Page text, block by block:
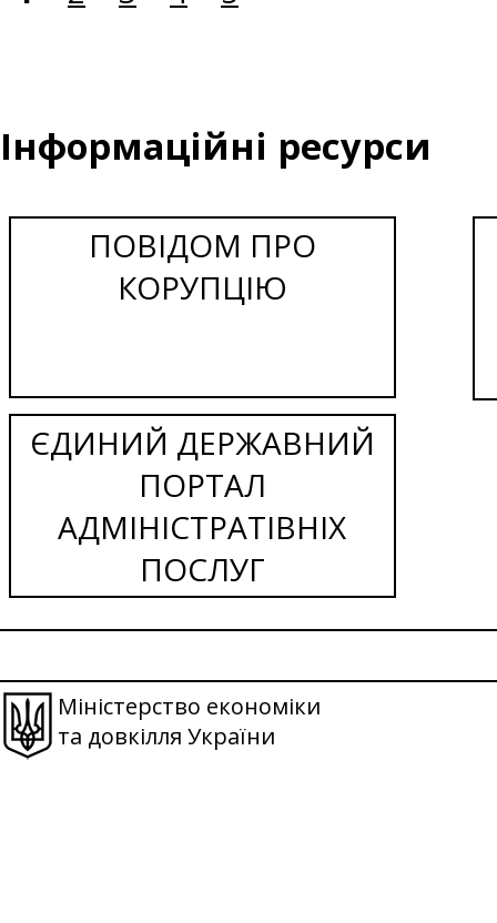
Інформаційні ресурси
ПОВІДОМ ПРО
КОРУПЦІЮ
ЄДИНИЙ ДЕРЖАВНИЙ
ПОРТАЛ
АДМІНІСТРАТІВНІХ
ПОСЛУГ
Міністерство економіки
та довкілля України